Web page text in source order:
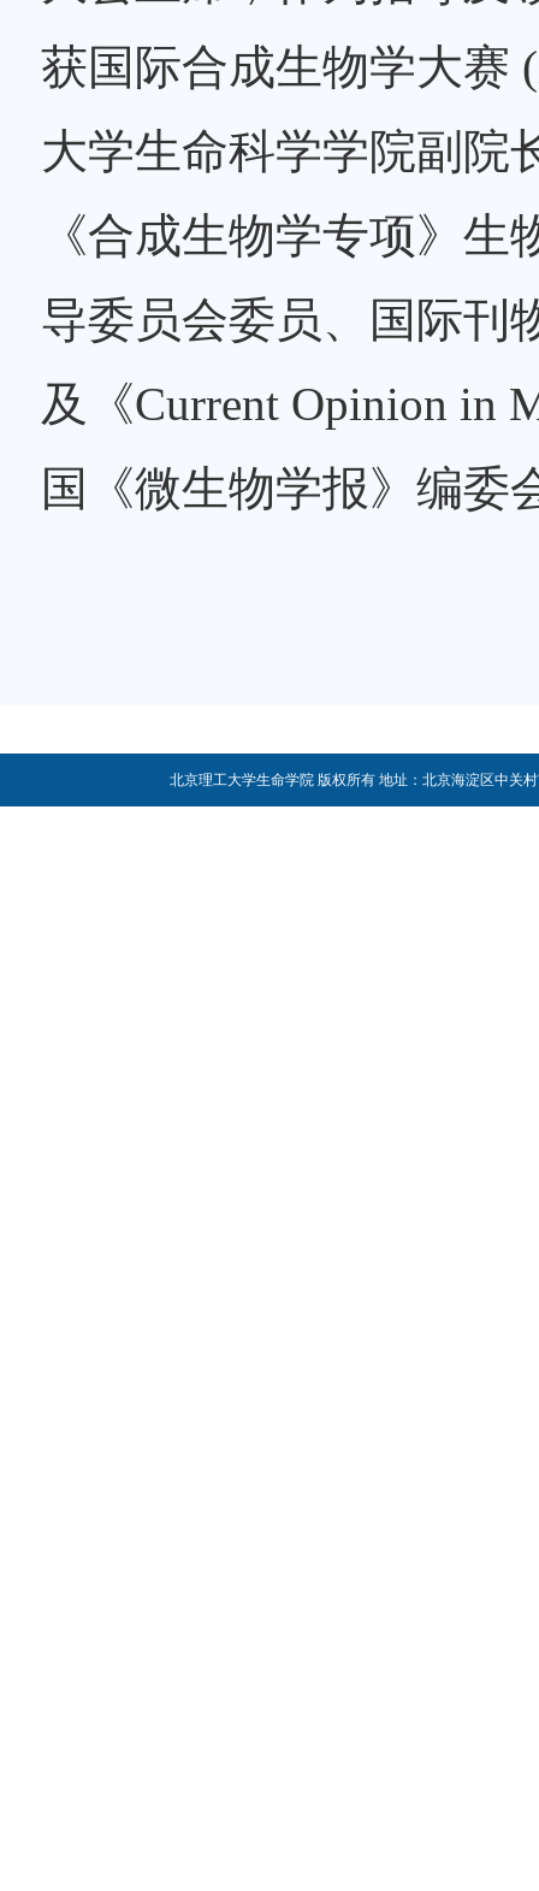
获国际合成生物学大赛
大学生命科学学院副院
《合成生物学专项》
导委员会委员、国际刊
及《Current Opinion in
国《微生物学报》编委
北京理工大学生命学院 版权所有 地址：北京海淀区中关